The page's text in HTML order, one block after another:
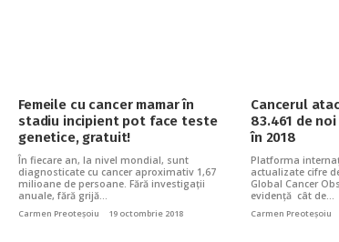
Femeile cu cancer mamar în
stadiu incipient pot face teste
genetice, gratuit!
În fiecare an, la nivel mondial, sunt
diagnosticate cu cancer aproximativ 1,67
milioane de persoane. Fără investigații
anuale, fără grijă…
Carmen Preoteșoiu 19 octombrie 2018
Cancerul
83.461 de
în 2018
Platforma
actualizate cifre
Global Cancer
evidență cât de…
Carmen Preoteșoiu